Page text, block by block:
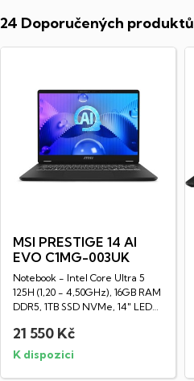
24 Doporučených produktů
MSI PRESTIGE 14 AI
EVO C1MG-003UK
Notebook - Intel Core Ultra 5
125H (1,20 - 4,50GHz), 16GB RAM
DDR5, 1TB SSD NVMe, 14" LED
21 550 Kč
K dispozici